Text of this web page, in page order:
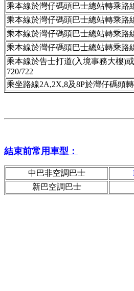
乘本線於灣仔碼頭巴士總站轉乘路
乘本線於灣仔碼頭巴士總站轉乘路
乘本線於灣仔碼頭巴士總站轉乘路
乘本線於灣仔碼頭巴士總站轉乘路
乘本線於告士打道(入境事務大樓)
720/722
乘坐路線2A,2X,8及8P於灣仔碼頭
結束前常用車型：
中巴非空調巴士
新巴空調巴士